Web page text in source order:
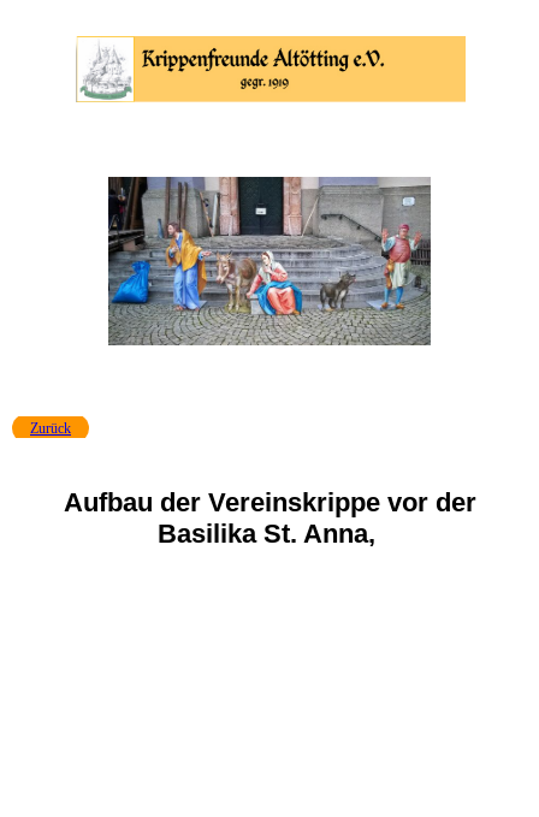
Zurück
Aufbau der Vereinskrippe vor der
Basilika St. Anna,